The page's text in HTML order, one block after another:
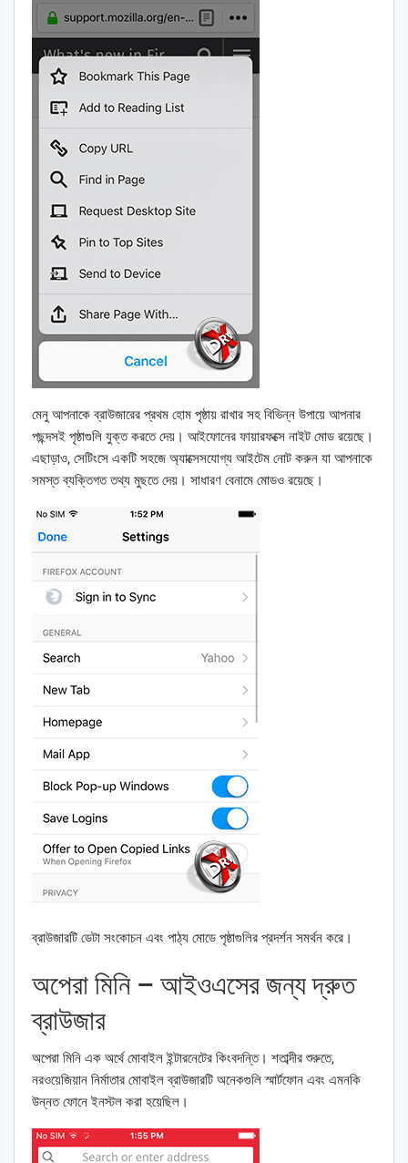
মেনু আপনাকে ব্রাউজারের প্রথম হোম পৃষ্ঠায় রাখার সহ বিভিন্ন উপায়ে আপনার
পছন্দসই পৃষ্ঠাগুলি যুক্ত করতে দেয়। আইফোনের ফায়ারফক্সে নাইট মোড রয়েছে।
এছাড়াও, সেটিংসে একটি সহজে অ্যাক্সেসযোগ্য আইটেম নোট করুন যা আপনাকে
সমস্ত ব্যক্তিগত তথ্য মুছতে দেয়। সাধারণ বেনামে মোডও রয়েছে।
ব্রাউজারটি ডেটা সংকোচন এবং পাঠ্য মোডে পৃষ্ঠাগুলির প্রদর্শন সমর্থন করে।
অপেরা মিনি – আইওএসের জন্য দ্রুত
ব্রাউজার
অপেরা মিনি এক অর্থে মোবাইল ইন্টারনেটের কিংবদন্তি। শতাব্দীর শুরুতে,
নরওয়েজিয়ান নির্মাতার মোবাইল ব্রাউজারটি অনেকগুলি স্মার্টফোন এবং এমনকি
উন্নত ফোনে ইনস্টল করা হয়েছিল।